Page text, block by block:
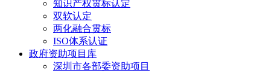
知识产权贯标认定
双软认定
两化融合贯标
ISO体系认证
政府资助项目库
深圳市各部委资助项目